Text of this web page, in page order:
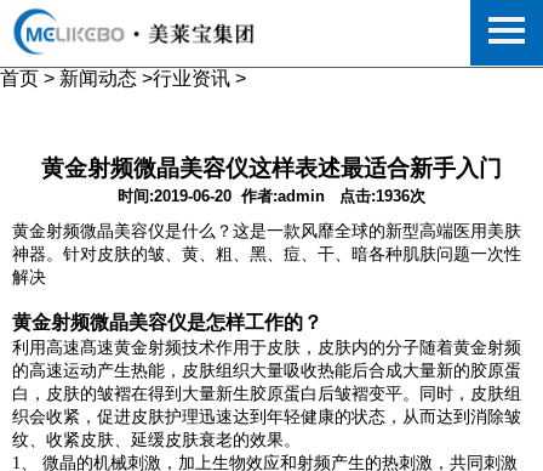
首页 > 新闻动态 >行业资讯 >
黄金射频微晶美容仪这样表述最适合新手入门
时间:2019-06-20 作者:admin
点击:1936次
黄金射频微晶美容仪是什么？这是一款风靡全球的新型高端医用美肤
神器。针对皮肤的皱、黄、粗、黑、痘、干、暗各种肌肤问题一次性
解决
黄金射频微晶美容仪是怎样工作的？
利用高速髙速黄金射频技术作用于皮肤，皮肤内的分子随着黄金射频
的高速运动产生热能，皮肤组织大量吸收热能后合成大量新的胶原蛋
白，皮肤的皱褶在得到大量新生胶原蛋白后皱褶变平。同时，皮肤组
织会收紧，促进皮肤护理迅速达到年轻健康的状态，从而达到消除皱
纹、收紧皮肤、延缓皮肤衰老的效果。
1、 微晶的机械刺激，加上生物效应和射频产生的热刺激，共同刺激